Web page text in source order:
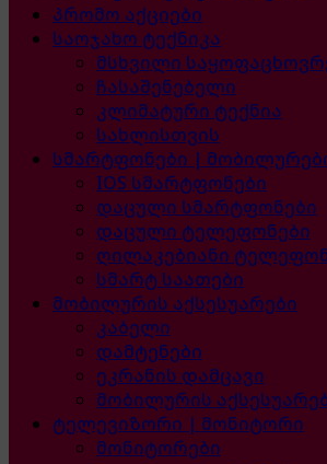
პრომო აქციები
საოჯახო ტექნიკა
მსხვილი
ჩასაშენებელი
კლიმატური ტექნია
სახლისთვის
სმარტფონები |
IOS სმარტფონები
დაცული სმარტფონები
დაცული ტელეფონები
ღილაკებიანი
სმარტ საათები
მობილურის აქსესუარები
კაბელი
დამტენები
ეკრანის დამცავი
მობილურის
ტელევიზორი | მონიტორი
მონიტორები